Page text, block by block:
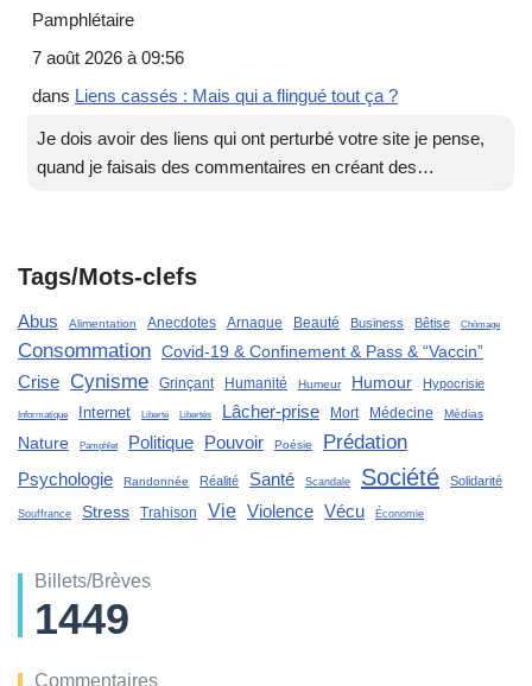
Pamphlétaire
7 août 2026 à 09:56
dans Liens cassés : Mais qui a flingué tout ça ?
Je dois avoir des liens qui ont perturbé votre site je pense,
quand je faisais des commentaires en créant des…
Tags/Mots-clefs
Abus Alimentation Anecdotes Arnaque Beauté Business Bêtise Chômage
Consommation Covid-19 & Confinement & Pass & “Vaccin”
Crise Cynisme Grinçant Humanité Humeur Humour Hypocrisie
Informatique Internet Liberté Libertés Lâcher-prise Mort Médecine Médias
Nature Pamphlet Politique Pouvoir Poésie Prédation
Psychologie Randonnée Réalité Santé Scandale Société Solidarité
Souffrance Stress Trahison Vie Violence Vécu Économie
Billets/Brèves
1449
Commentaires